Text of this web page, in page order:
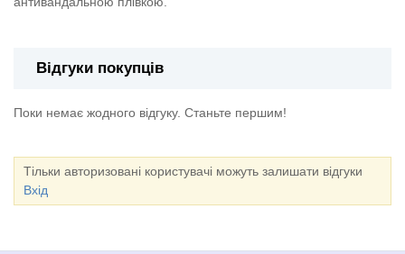
Відгуки покупців
Поки немає жодного відгуку. Станьте першим!
Тільки авторизовані користувачі можуть залишати відгуки
Вхід